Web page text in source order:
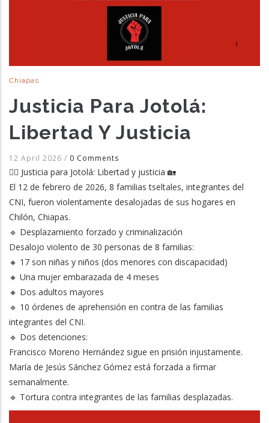
Chiapas
Justicia Para Jotolá:
Libertad Y Justicia
12 April 2026 / 0 Comments
✊🏽 Justicia para Jotolá: Libertad y justicia 🏡
El 12 de febrero de 2026, 8 familias tseltales, integrantes del
CNI, fueron violentamente desalojadas de sus hogares en
Chilón, Chiapas.
🔹 Desplazamiento forzado y criminalización
Desalojo violento de 30 personas de 8 familias:
🔸 17 son niñas y niños (dos menores con discapacidad)
🔸 Una mujer embarazada de 4 meses
🔸 Dos adultos mayores
🔹 10 órdenes de aprehensión en contra de las familias
integrantes del CNI.
🔹 Dos detenciones:
Francisco Moreno Hernández sigue en prisión injustamente.
María de Jesús Sánchez Gómez está forzada a firmar
semanalmente.
🔹 Tortura contra integrantes de las familias desplazadas.